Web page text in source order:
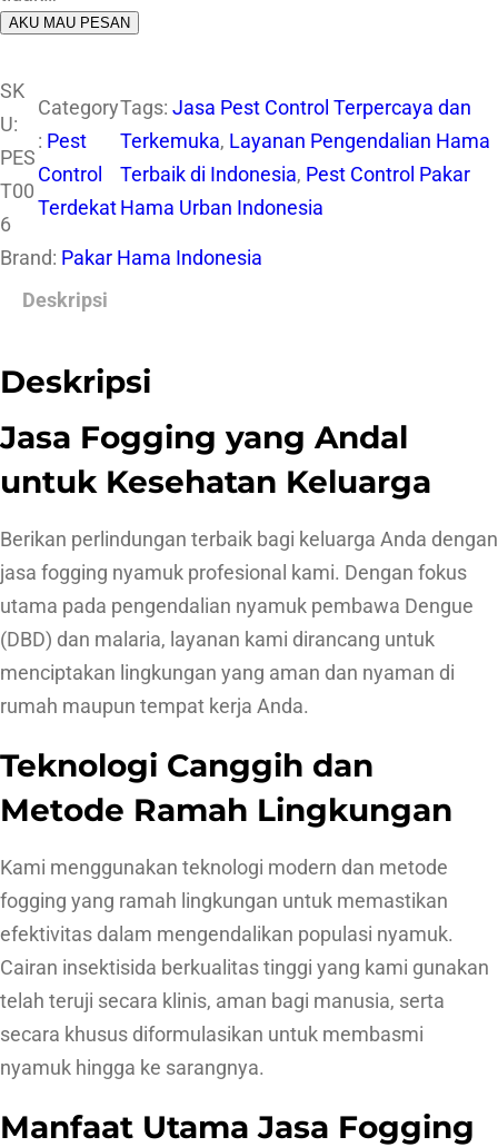
AKU MAU PESAN
SK
U:
PES
T00
6
Category
: Pest
Control
Terdekat
Tags:Jasa Pest Control Terpercaya dan
Terkemuka, Layanan Pengendalian Hama
Terbaik di Indonesia, Pest Control Pakar
Hama Urban Indonesia
Brand: Pakar Hama Indonesia
Deskripsi
Deskripsi
Jasa Fogging yang Andal
untuk Kesehatan Keluarga
Berikan perlindungan terbaik bagi keluarga Anda dengan
jasa fogging nyamuk profesional kami. Dengan fokus
utama pada pengendalian nyamuk pembawa Dengue
(DBD) dan malaria, layanan kami dirancang untuk
menciptakan lingkungan yang aman dan nyaman di
rumah maupun tempat kerja Anda.
Teknologi Canggih dan
Metode Ramah Lingkungan
Kami menggunakan teknologi modern dan metode
fogging yang ramah lingkungan untuk memastikan
efektivitas dalam mengendalikan populasi nyamuk.
Cairan insektisida berkualitas tinggi yang kami gunakan
telah teruji secara klinis, aman bagi manusia, serta
secara khusus diformulasikan untuk membasmi
nyamuk hingga ke sarangnya.
Manfaat Utama Jasa Fogging